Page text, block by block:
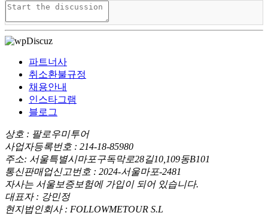
파트너사
취소환불규정
채용안내
인스타그램
블로그
상호 : 팔로우미투어
사업자등록번호 : 214-18-85980
주소: 서울특별시마포구독막로28길10,109동B101
통신판매업신고번호 : 2024-서울마포-2481
자사는 서울보증보험에 가입이 되어 있습니다.
대표자 : 강민정
현지법인회사 : FOLLOWMETOUR S.L